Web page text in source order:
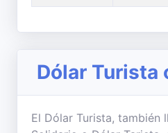
Dólar Turista
El Dólar Turista, también